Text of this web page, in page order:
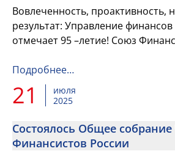
Вовлеченность, проактивность,
результат: Управление
отмечает 95 –летие! Союз
Подробнее…
21
июля
2025
Состоялось Общее
Финансистов России